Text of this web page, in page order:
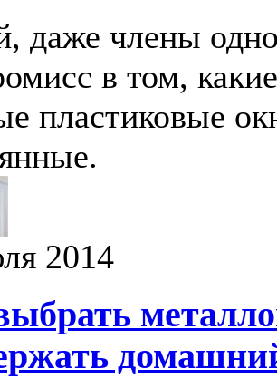
даже члены
в том,
пластиковые
2014